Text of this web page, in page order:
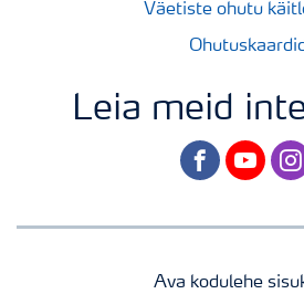
Väetiste ohutu
Leia meid
facebookyoutube
Ava kodulehe